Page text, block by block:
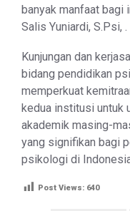
banyak manfaat bagi
Salis Yuniardi, S.Psi, .
Kunjungan dan
bidang pendidikan
memperkuat
kedua institusi untuk
akademik masing-
yang signifikan bagi
psikologi di
Post Views: 640